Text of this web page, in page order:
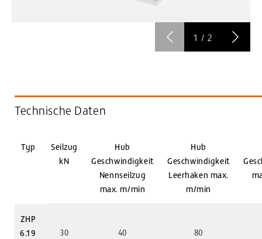
1 / 2
Technische Daten
Typ
Seilzug
kN
Hub
Geschwindigkeit
Nennseilzug
max. m/min
Hub
Geschwindigkeit
Leerhaken max.
m/min
ZHP
6.19
30 40 80